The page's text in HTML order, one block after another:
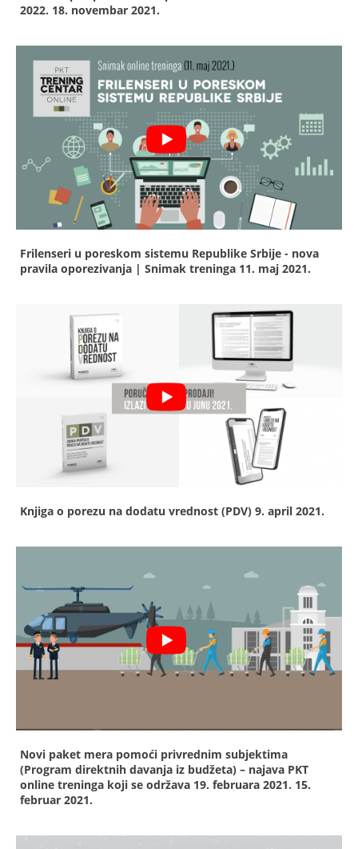
2022. 18. novembar 2021.
Frilenseri u poreskom sistemu Republike Srbije - nova
pravila oporezivanja | Snimak treninga 11. maj 2021.
Knjiga o porezu na dodatu vrednost (PDV) 9. april 2021.
Novi paket mera pomoći privrednim subjektima
(Program direktnih davanja iz budžeta) – najava PKT
online treninga koji se održava 19. februara 2021. 15.
februar 2021.